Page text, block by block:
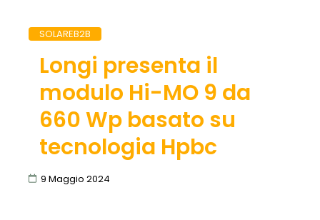
SOLAREB2B
Longi presenta il
modulo Hi-MO 9 da
660 Wp basato su
tecnologia Hpbc
9 Maggio 2024